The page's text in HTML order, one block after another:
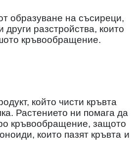
образуване на съсиреци,
разстройства, които
кръвообращение.
който чисти кръвта
Растението ни помага да
кръвообращение, защото
които пазят кръвта и